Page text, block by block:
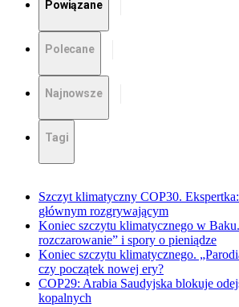
Powiązane
Polecane
Najnowsze
Tagi
Szczyt klimatyczny COP30.
głównym rozgrywającym
Koniec szczytu klimatycznego w
rozczarowanie” i spory o pieniądze
Koniec szczytu klimatycznego.
czy początek nowej ery?
COP29: Arabia Saudyjska blokuje
kopalnych